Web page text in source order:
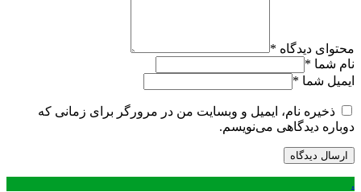
محتوای دیدگاه *
نام شما *
ایمیل شما *
ذخیره نام، ایمیل و وبسایت من در مرورگر برای زمانی که
دوباره دیدگاهی می‌نویسم.
.